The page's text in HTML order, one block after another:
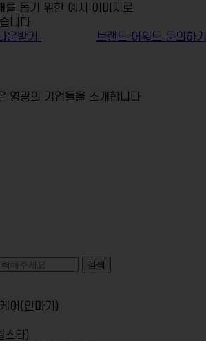
돕기 위한 예시 이미지로
니다.
운받기
브랜드 어워드 문의하기
영광의 기업들을 소개합니다
검색
어(안마기)